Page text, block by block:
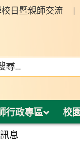
校日暨親師交流
行政專區 校
息